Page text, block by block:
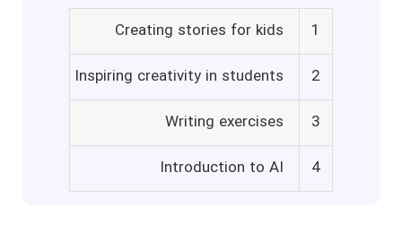
1
Creating stories for kids
2
Inspiring creativity in students
3
Writing exercises
4
Introduction to AI